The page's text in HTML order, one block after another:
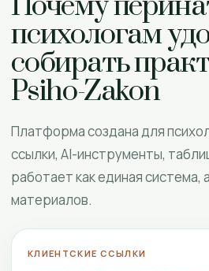
психологам
собирать
Psiho-Zakon
Платформа создана для
ссылки, AI-инструменты,
работает как единая система,
материалов.
КЛИЕНТСКИЕ ССЫЛКИ